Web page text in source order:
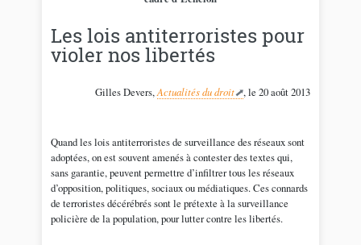
Les lois antiterroristes pour
violer nos libertés
Gilles Devers,Actualités du droit , le 20 août 2013
Quand les lois antiterroristes de surveillance des réseaux sont
adoptées, on est souvent amenés à contester des textes qui,
sans garantie, peuvent permettre d’infiltrer tous les réseaux
d’opposition, politiques, sociaux ou médiatiques. Ces connards
de terroristes décérébrés sont le prétexte à la surveillance
policière de la population, pour lutter contre les libertés.